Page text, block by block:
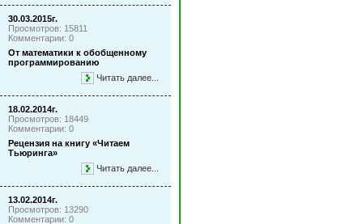
30.03.2015г.
Просмотров: 15811
Комментарии: 0
От математики к обобщенному
программированию
Читать далее...
18.02.2014г.
Просмотров: 18449
Комментарии: 0
Рецензия на книгу «Читаем
Тьюринга»
Читать далее...
13.02.2014г.
Просмотров: 13290
Комментарии: 0